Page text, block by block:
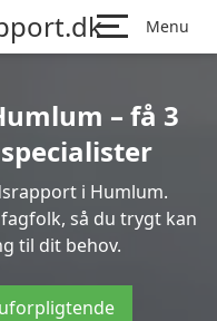
Menu
– få 3
i Humlum.
så du trygt kan
til dit behov.